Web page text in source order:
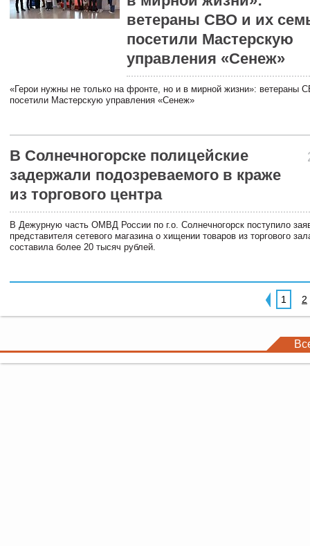
ветераны СВО и их
посетили Мастерскую
управления «Сенеж»
«Герои нужны не только на фронте, но и в мирной жизни»: ветераны
посетили Мастерскую управления «Сенеж»
В Солнечногорске полицейские
задержали подозреваемого в краже
из торгового центра
В Дежурную часть ОМВД России по г.о. Солнечногорск поступило
представителя сетевого магазина о хищении товаров из торгового
составила более 20 тысяч рублей.
1 2